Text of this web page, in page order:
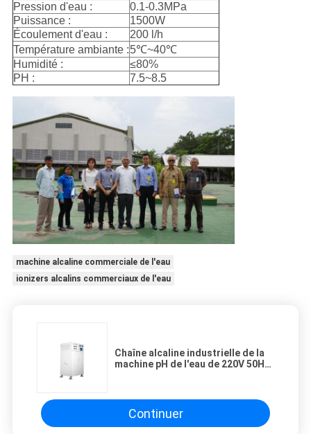
Pression d'eau :
0.1-0.3MPa
Puissance :
1500W
Écoulement d'eau :
200 l/h
Température ambiante :5℃~40℃
Humidité :
≤80%
PH :
7.5~8.5
machine alcaline commerciale de l'eau
ionizers alcalins commerciaux de l'eau
Chaîne alcaline industrielle de la
machine pH de l'eau de 220V 50Hz
Continuer